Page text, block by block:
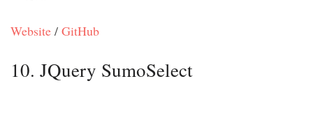
Website / GitHub
10. JQuery SumoSelect